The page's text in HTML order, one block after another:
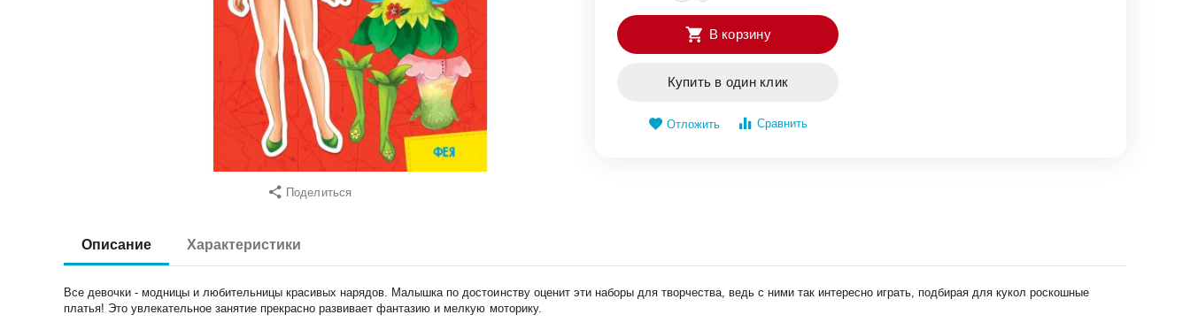
Поделиться
В корзину
Купить в один клик
Отложить Сравнить
Описание Характеристики
Все девочки - модницы и любительницы красивых нарядов. Малышка по достоинству оценит эти наборы для творчества, ведь с ними так интересно играть, подбирая для кукол роскошные
платья! Это увлекательное занятие прекрасно развивает фантазию и мелкую моторику.